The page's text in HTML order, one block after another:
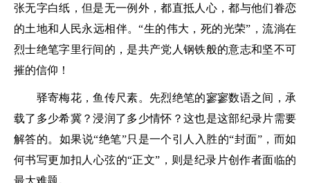
张无字白纸，但是无一例外，都直抵人心，都与他们眷恋
的土地和人民永远相伴。“生的伟大，死的光荣”，流淌在
烈士绝笔字里行间的，是共产党人钢铁般的意志和坚不可
摧的信仰！
驿寄梅花，鱼传尺素。先烈绝笔的寥寥数语之间，承
载了多少希冀？浸润了多少情怀？这也是这部纪录片需要
解答的。如果说“绝笔”只是一个引人入胜的“封面”，而如
何书写更加扣人心弦的“正文”，则是纪录片创作者面临的
最大难题。